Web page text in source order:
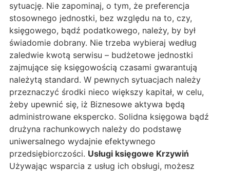
sytuację. Nie zapominaj, o tym, że preferencja
stosownego jednostki, bez względu na to, czy,
księgowego, bądź podatkowego, należy, by był
świadomie dobrany. Nie trzeba wybieraj według
zaledwie kwotą serwisu – budżetowe jednostki
zajmujące się księgowością czasami gwarantują
należytą standard. W pewnych sytuacjach należy
przeznaczyć środki nieco większy kapitał, w celu,
żeby upewnić się, iż Biznesowe aktywa będą
administrowane ekspercko. Solidna księgowa bądź
drużyna rachunkowych należy do podstawę
uniwersalnego wydajnie efektywnego
przedsiębiorczości. Usługi księgowe Krzywiń
Używając wsparcia z usług ich obsługi, możesz